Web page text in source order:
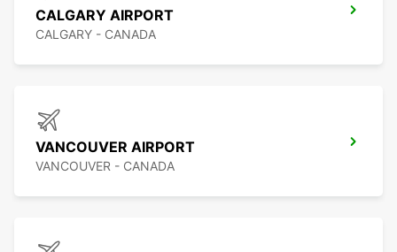
CALGARY AIRPORT
CALGARY - CANADA
VANCOUVER AIRPORT
VANCOUVER - CANADA